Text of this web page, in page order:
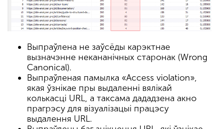
Выпраўлена не заўсёды карэктнае
вызначэнне некананічных старонак (Wrong
Canonical).
Выпраўленая памылка «Access violation»,
якая ўзнікае пры выдаленні вялікай
колькасці URL, а таксама дададзена акно
прагрэсу для візуалізацыі працэсу
выдалення URL.